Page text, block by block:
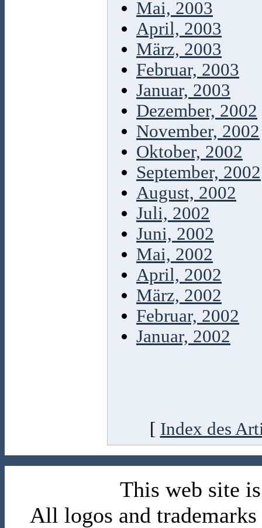
Mai, 2003
April, 2003
März, 2003
Februar, 2003
Januar, 2003
Dezember, 2002
November, 2002
Oktober, 2002
September, 2002
August, 2002
Juli, 2002
Juni, 2002
Mai, 2002
April, 2002
März, 2002
Februar, 2002
Januar, 2002
[ Index des
This web site
All logos and